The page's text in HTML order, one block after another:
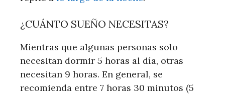
¿CUÁNTO SUEÑO NECESITAS?
Mientras que algunas personas solo
necesitan dormir 5 horas al día, otras
necesitan 9 horas. En general, se
recomienda entre 7 horas 30 minutos (5